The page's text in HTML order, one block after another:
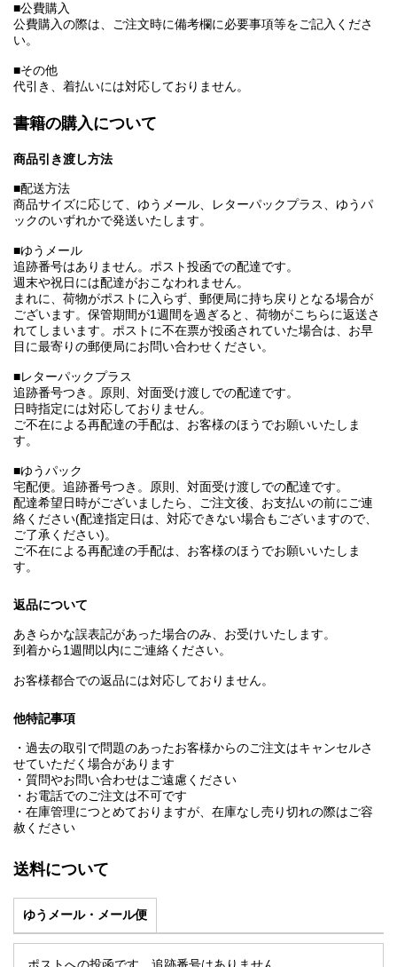
■公費購入
公費購入の際は、ご注文時に備考欄に必要事項等をご記入くださ
い。
■その他
代引き、着払いには対応しておりません。
書籍の購入について
商品引き渡し方法
■配送方法
商品サイズに応じて、ゆうメール、レターパックプラス、ゆうパ
ックのいずれかで発送いたします。
■ゆうメール
追跡番号はありません。ポスト投函での配達です。
週末や祝日には配達がおこなわれません。
まれに、荷物がポストに入らず、郵便局に持ち戻りとなる場合が
ございます。保管期間が1週間を過ぎると、荷物がこちらに返送さ
れてしまいます。ポストに不在票が投函されていた場合は、お早
目に最寄りの郵便局にお問い合わせください。
■レターパックプラス
追跡番号つき。原則、対面受け渡しでの配達です。
日時指定には対応しておりません。
ご不在による再配達の手配は、お客様のほうでお願いいたしま
す。
■ゆうパック
宅配便。追跡番号つき。原則、対面受け渡しでの配達です。
配達希望日時がございましたら、ご注文後、お支払いの前にご連
絡ください(配達指定日は、対応できない場合もございますので、
ご了承ください)。
ご不在による再配達の手配は、お客様のほうでお願いいたしま
す。
返品について
あきらかな誤表記があった場合のみ、お受けいたします。
到着から1週間以内にご連絡ください。
お客様都合での返品には対応しておりません。
他特記事項
・過去の取引で問題のあったお客様からのご注文はキャンセルさ
せていただく場合があります
・質問やお問い合わせはご遠慮ください
・お電話でのご注文は不可です
・在庫管理につとめておりますが、在庫なし売り切れの際はご容
赦ください
送料について
ゆうメール・メール便